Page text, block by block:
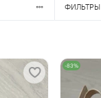
ФИЛЬТРЫ
-83%